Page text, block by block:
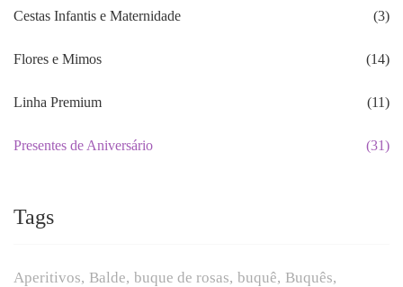
Cestas Infantis e Maternidade (3)
Flores e Mimos (14)
Linha Premium (11)
Presentes de Aniversário (31)
Tags
Aperitivos Balde buque de rosas buquê Buquês